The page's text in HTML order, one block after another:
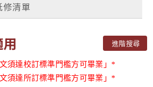
修清單
進階搜尋
須達校訂標準門檻方可畢業」*
須達所訂標準門檻方可畢業」*